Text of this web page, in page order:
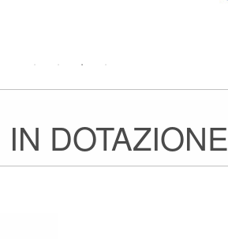
DOTAZIONE